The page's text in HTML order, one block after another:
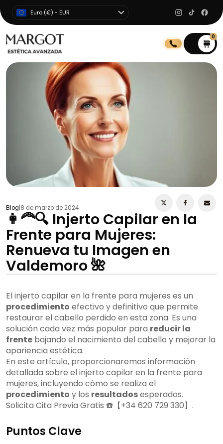
Euro (€) - EUR
0
Blog 8 de marzo de 2024
👩‍🦰🔍 Injerto Capilar en la
Frente para Mujeres:
Renueva tu Imagen en
Valdemoro 🌺
El injerto capilar en la frente para mujeres es un
procedimiento efectivo y definitivo que permite
restaurar el cabello perdido en esta zona. Es una
solución cada vez más popular para reducir la
frente bajando el nacimiento del cabello y mejorar la
apariencia estética.
En este artículo, proporcionaremos información
detallada sobre el injerto capilar en la frente para
mujeres, incluyendo cómo se realiza el
procedimiento y los resultadosesperados.
Solicita Cita Previa Gratis ☎️【+34 620 729 330】.
Puntos Clave